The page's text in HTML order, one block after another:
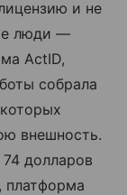
и не
люди —
ActID,
собрала
внешность.
долларов
платформа